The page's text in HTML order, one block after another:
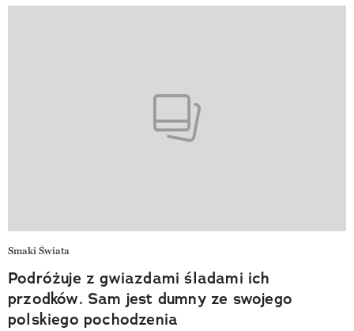
Smaki Świata
Podróżuje z gwiazdami śladami ich
przodków. Sam jest dumny ze swojego
polskiego pochodzenia